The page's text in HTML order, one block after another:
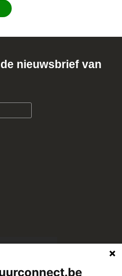
nieuwsbrief van